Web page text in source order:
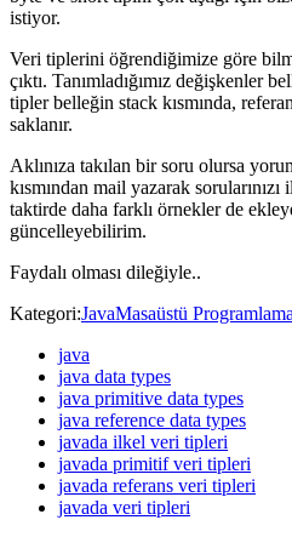
istiyor.
Veri tiplerini öğrendiğimize göre
çıktı. Tanımladığımız değişkenler
tipler belleğin stack kısmında,
saklanır.
Aklınıza takılan bir soru olursa
kısmından mail yazarak
taktirde daha farklı örnekler de
güncelleyebilirim.
Faydalı olması dileğiyle..
Kategori:JavaMasaüstü Programlama
java
java data types
java primitive data types
java reference data types
javada ilkel veri tipleri
javada primitif veri tipleri
javada referans veri tipleri
javada veri tipleri